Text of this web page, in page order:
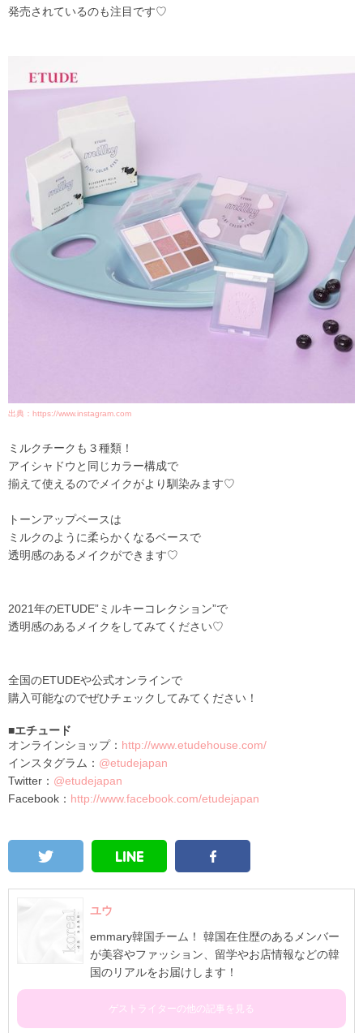
発売されているのも注目です♡
出典：https://www.instagram.com
ミルクチークも３種類！
アイシャドウと同じカラー構成で
揃えて使えるのでメイクがより馴染みます♡
トーンアップベースは
ミルクのように柔らかくなるベースで
透明感のあるメイクができます♡
2021年のETUDE”ミルキーコレクション”で
透明感のあるメイクをしてみてください♡
全国のETUDEや公式オンラインで
購入可能なのでぜひチェックしてみてください！
■エチュード
オンラインショップ： http://www.etudehouse.com/
インスタグラム： @etudejapan
Twitter： @etudejapan
Facebook： http://www.facebook.com/etudejapan
ユウ
emmary韓国チーム！ 韓国在住歴のあるメンバー
が美容やファッション、留学やお店情報などの韓
国のリアルをお届けします！
ゲストライターの他の記事を見る